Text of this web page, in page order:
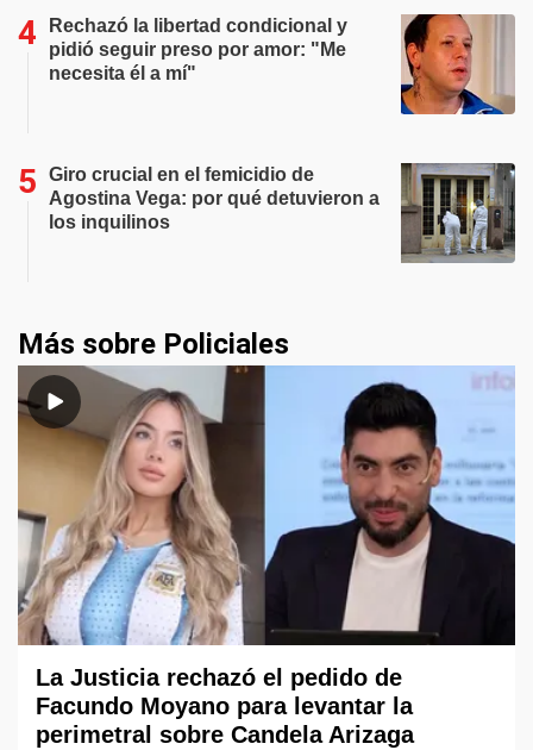
Rechazó la libertad condicional y
pidió seguir preso por amor: "Me
necesita él a mí"
Giro crucial en el femicidio de
Agostina Vega: por qué detuvieron a
los inquilinos
Más sobre Policiales
La Justicia rechazó el pedido de
Facundo Moyano para levantar la
perimetral sobre Candela Arizaga